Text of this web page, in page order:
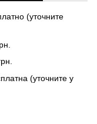
(уточните
(уточните у